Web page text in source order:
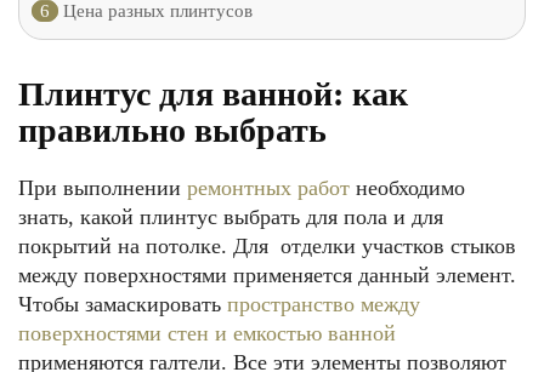
6
Цена разных плинтусов
Плинтус для ванной: как
правильно выбрать
При выполнении ремонтных работ необходимо
знать, какой плинтус выбрать для пола и для
покрытий на потолке. Для отделки участков стыков
между поверхностями применяется данный элемент.
Чтобы замаскировать пространство между
поверхностями стен и емкостью ванной
применяются галтели. Все эти элементы позволяют